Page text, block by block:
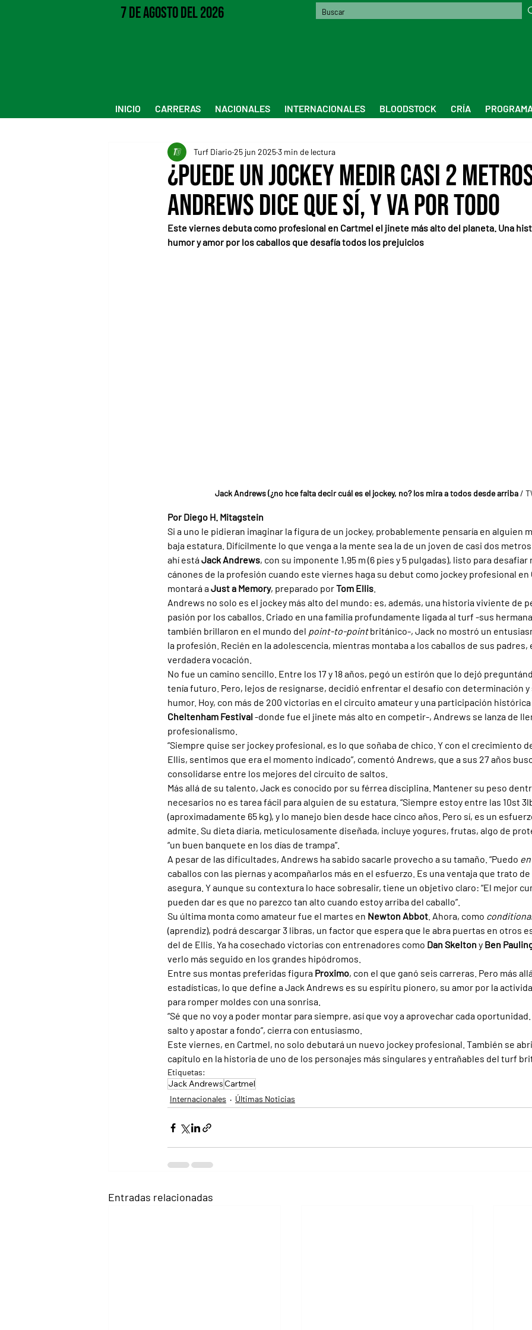
7 de Agosto del 2026
INICIO CARRERAS NACIONALES INTERNACIONALES BLOODSTOCK CRÍA
¿Puede un jockey medir casi 2
Andrews dice que sí, y va por todo
Turf Diario 25 jun 20253 min de lectura
Este viernes debuta como profesional en Cartmel el jinete más alto del planeta. Una
humor y amor por los caballos que desafía todos los prejuicios
Jack Andrews (¿no hce falta decir cuál es el jockey, no? los mira a todos desde arriba /
Por Diego H. Mitagstein
Si a uno le pidieran imaginar la figura de un jockey, probablemente pensaría en alguien
baja estatura. Difícilmente lo que venga a la mente sea la de un joven de casi dos
ahí está Jack Andrews, con su imponente 1,95 m (6 pies y 5 pulgadas), listo para
cánones de la profesión cuando este viernes haga su debut como jockey profesional en
montará a Just a Memory, preparado por Tom Ellis
Andrews no solo es el jockey más alto del mundo: es, además, una historia viviente de
pasión por los caballos. Criado en una familia profundamente ligada al turf -sus
también brillaron en el mundo del point-to-point británico-, Jack no mostró un
la profesión. Recién en la adolescencia, mientras montaba a los caballos de sus padres,
verdadera vocación.
No fue un camino sencillo. Entre los 17 y 18 años, pegó un estirón que lo dejó
tenía futuro. Pero, lejos de resignarse, decidió enfrentar el desafío con determinación
humor. Hoy, con más de 200 victorias en el circuito amateur y una participación histórica
Cheltenham Festival -donde fue el jinete más alto en competir-, Andrews se lanza de
profesionalismo.
“Siempre quise ser jockey profesional, es lo que soñaba de chico. Y con el crecimiento
Ellis, sentimos que era el momento indicado”, comentó Andrews, que a sus 27 años
consolidarse entre los mejores del circuito de saltos.
Más allá de su talento, Jack es conocido por su férrea disciplina. Mantener su peso
necesarios no es tarea fácil para alguien de su estatura. “Siempre estoy entre las 10st
(aproximadamente 65 kg), y lo manejo bien desde hace cinco años. Pero sí, es un
admite. Su dieta diaria, meticulosamente diseñada, incluye yogures, frutas, algo de
“un buen banquete en los días de trampa”.
A pesar de las dificultades, Andrews ha sabido sacarle provecho a su tamaño. “Puedo
caballos con las piernas y acompañarlos más en el esfuerzo. Es una ventaja que trato de
asegura. Y aunque su contextura lo hace sobresalir, tiene un objetivo claro: “El mejor
pueden dar es que no parezco tan alto cuando estoy arriba del caballo”.
Su última monta como amateur fue el martes en Newton Abbot . Ahora, como
(aprendiz), podrá descargar 3 libras, un factor que espera que le abra puertas en otros
del de Ellis. Ya ha cosechado victorias con entrenadores como Dan Skelton y Ben
verlo más seguido en los grandes hipódromos.
Entre sus montas preferidas figura Proximo, con el que ganó seis carreras. Pero más
estadísticas, lo que define a Jack Andrews es su espíritu pionero, su amor por la
para romper moldes con una sonrisa.
“Sé que no voy a poder montar para siempre, así que voy a aprovechar cada
salto y apostar a fondo”, cierra con entusiasmo.
Este viernes, en Cartmel, no solo debutará un nuevo jockey profesional. También se
capítulo en la historia de uno de los personajes más singulares y entrañables del turf
Etiquetas:
Jack AndrewsCartmel
Internacionales Últimas Noticias
Entradas relacionadas